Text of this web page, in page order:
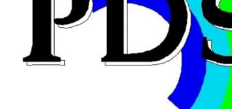
Hongrie : du changement pour
éducatives, aussi !
25 juin 2026
En Hongrie, le conservateur Peter
Tisza "Respect et liberté" ont
contre le premier ministre sortant,